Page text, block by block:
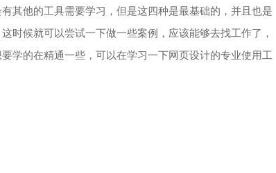
他的工具需要学习，但是这四种是最基础的，并且也是
时候就可以尝试一下做一些案例，应该能够去找工作了，
学的在精通一些，可以在学习一下网页设计的专业使用工